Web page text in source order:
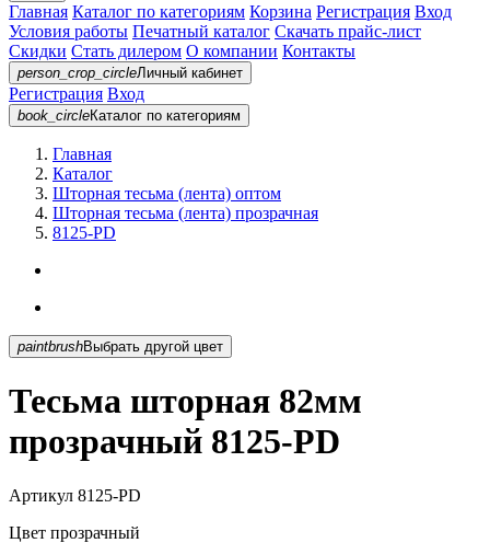
Главная Каталог по категориям Корзина Регистрация Вход
Условия работы Печатный каталог Скачать прайс-лист
Скидки Стать дилером О компании Контакты
person_crop_circleЛичный кабинет
Регистрация Вход
book_circleКаталог по категориям
Главная
Каталог
Шторная тесьма (лента) оптом
Шторная тесьма (лента) прозрачная
8125-PD
paintbrush Выбрать другой цвет
Тесьма шторная 82мм
прозрачный 8125-PD
Артикул 8125-PD
Цвет прозрачный